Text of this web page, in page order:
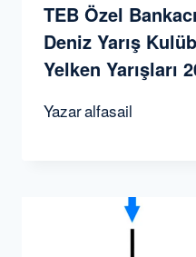
TEB Özel
Deniz Yarış
Yelken Yarışları
Yazaralfasail